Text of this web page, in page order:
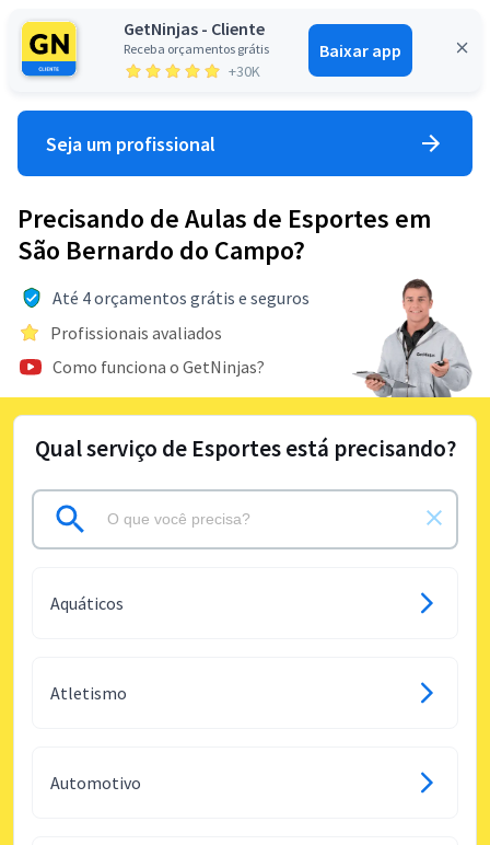
GetNinjas - Cliente
Receba orçamentos grátis
+30K
Baixar app
Entrar
Seja um profissional
Precisando de Aulas de Esportes em
São Bernardo do Campo?
Até 4 orçamentos grátis e seguros
Profissionais avaliados
Como funciona o GetNinjas?
Qual serviço de Esportes está precisando?
Aquáticos
Atletismo
Automotivo